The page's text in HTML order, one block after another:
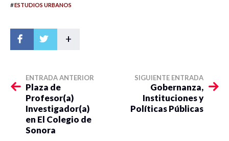
#ESTUDIOS URBANOS
+
ENTRADA ANTERIOR
Plaza de
Profesor(a)
Investigador(a)
en El Colegio de
Sonora
SIGUIENTE ENTRADA
Gobernanza,
Instituciones y
Políticas Públicas